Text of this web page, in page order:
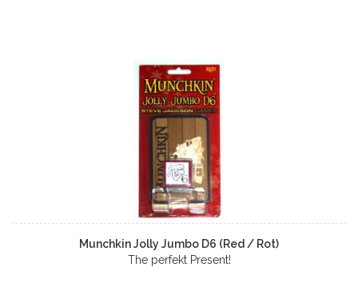
Munchkin Jolly Jumbo D6 (Red / Rot)
The perfekt Present!